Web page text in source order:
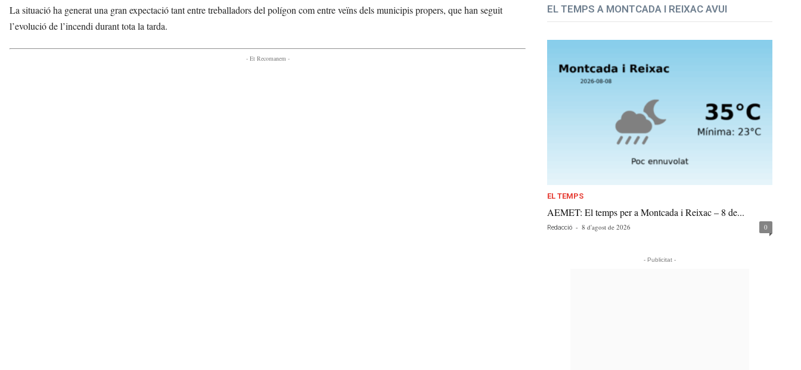
La situació ha generat una gran expectació tant entre treballadors del polígon com entre veïns dels municipis propers, que han seguit
l’evolució de l’incendi durant tota la tarda.
- Et Recomanem -
EL TEMPS A MONTCADA I REIXAC AVUI
EL TEMPS
AEMET: El temps per a Montcada i Reixac – 8 de...
Redacció - 8 d'agost de 2026 0
- Publicitat -